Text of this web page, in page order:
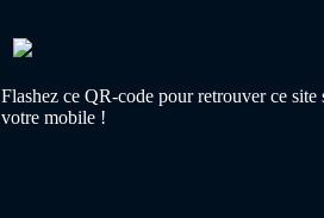
Flashez ce QR-code pour retrouver ce site
votre mobile !